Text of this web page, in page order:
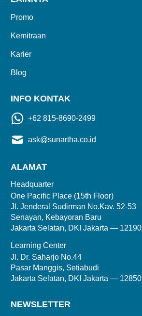
Promo
Kemitraan
Karier
Blog
INFO KONTAK
+62 815-8690-2499
ask@sunartha.co.id
ALAMAT
Headquarter
One Pacific Place (15th Floor)
Jl. Jenderal Sudirman No.Kav. 52-53
Senayan, Kebayoran Baru
Jakarta Selatan, DKI Jakarta — 12190
Learning Center
Jl. Dr. Saharjo No.44
Pasar Manggis, Setiabudi
Jakarta Selatan, DKI Jakarta — 12850
NEWSLETTER